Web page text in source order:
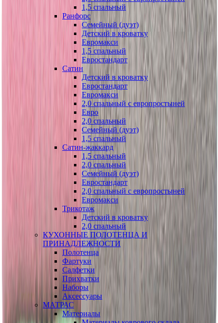
1,5 спальный
Ранфорс
Семейный (дуэт)
Детский в кроватку
Евромакси
1,5 спальный
Евростандарт
Сатин
Детский в кроватку
Евростандарт
Евромакси
2,0 спальный с европростыней
Евро
2,0 спальный
Семейный (дуэт)
1,5 спальный
Сатин-жаккард
1,5 спальный
2,0 спальный
Семейный (дуэт)
Евростандарт
2,0 спальный с европростыней
Евромакси
Трикотаж
Детский в кроватку
2,0 спальный
КУХОННЫЕ ПОЛОТЕНЦА И
ПРИНАДЛЕЖНОСТИ
Полотенца
Фартуки
Салфетки
Прихватки
Наборы
Аксессуары
МАТРАС
Материалы